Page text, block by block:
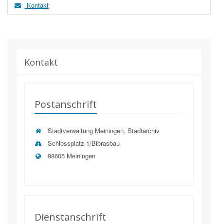
Kontakt
Kontakt
Postanschrift
Stadtverwaltung Meiningen, Stadtarchiv
Schlossplatz 1/Bibrasbau
98605 Meiningen
Dienstanschrift